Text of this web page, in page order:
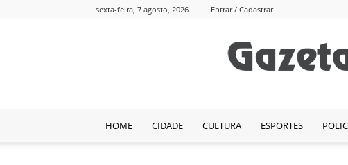
sexta-feira, 7 agosto, 2026 Entrar / Cadastrar
HOME CIDADE CULTURA ESPORTES